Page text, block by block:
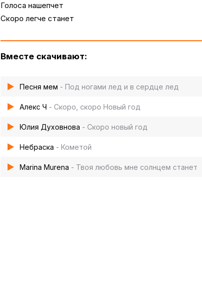
Голоса нашепчет
Скоро легче станет
Вместе скачивают:
Песня мем - Под ногами лед и в сердце лед
Алекс Ч - Скоро, скоро Новый год
Юлия Духовнова - Скоро новый год
Небраска - Кометой
Marina Murena - Твоя любовь мне солнцем станет